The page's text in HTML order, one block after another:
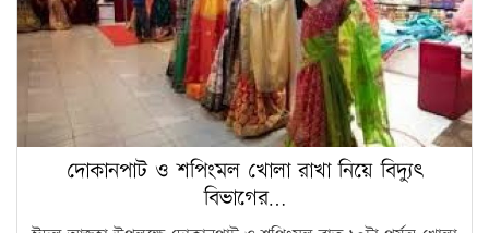
দোকানপাট ও শপিংমল খোলা রাখা নিয়ে বিদ্যুৎ
বিভাগের…